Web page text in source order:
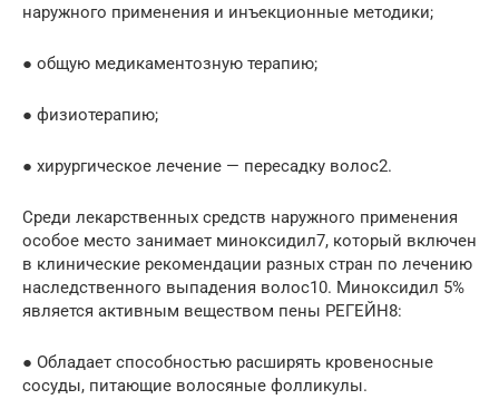
наружного применения и инъекционные методики;
● общую медикаментозную терапию;
● физиотерапию;
● хирургическое лечение — пересадку волос2.
Среди лекарственных средств наружного применения
особое место занимает миноксидил7, который включен
в клинические рекомендации разных стран по лечению
наследственного выпадения волос10. Миноксидил 5%
является активным веществом пены РЕГЕЙН8:
● Обладает способностью расширять кровеносные
сосуды, питающие волосяные фолликулы.